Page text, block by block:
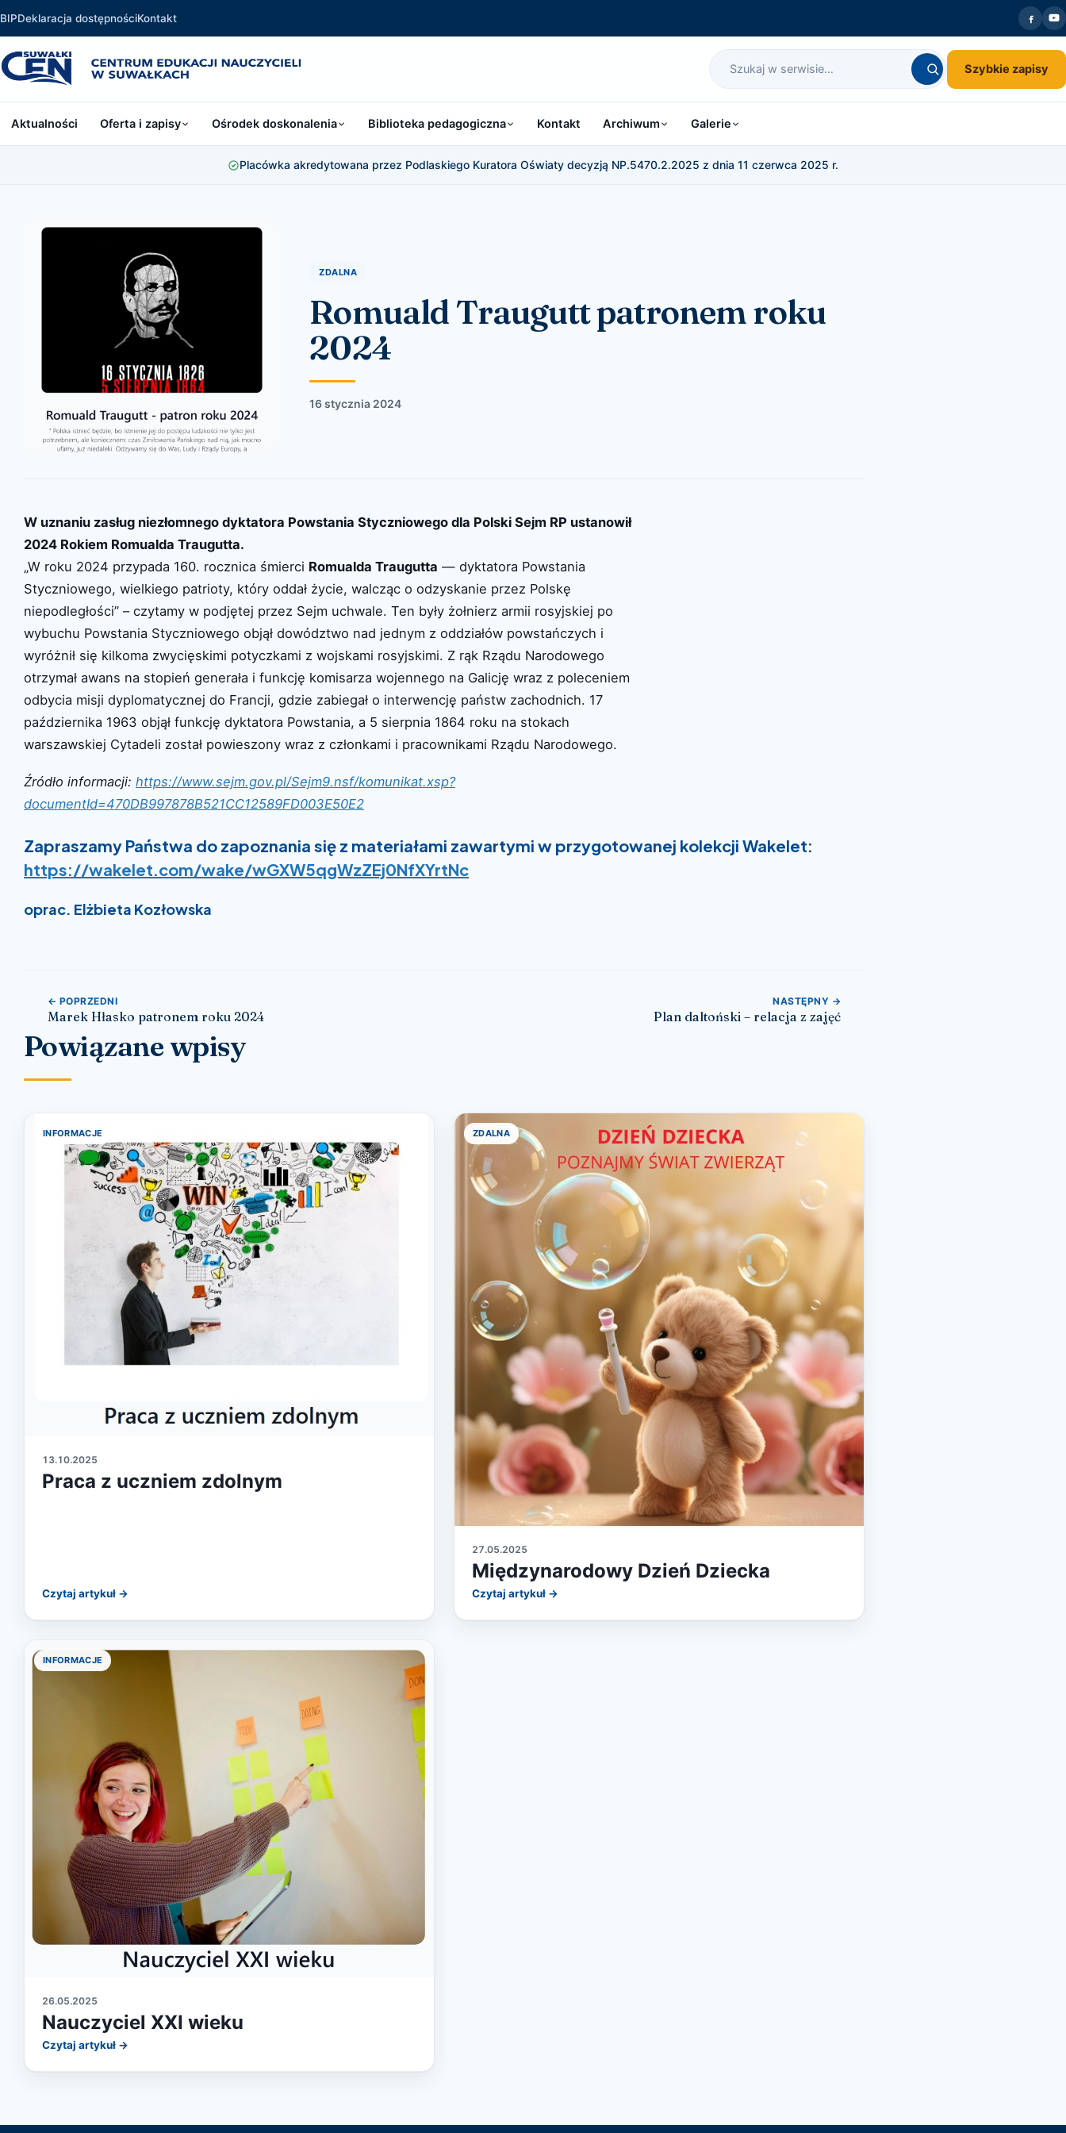
BIPDeklaracja dostępnościKontakt
Szybkie zapisy
Aktualności Oferta i zapisy Ośrodek doskonalenia Biblioteka pedagogiczna Kontakt Archiwum Galerie
Placówka akredytowana przez Podlaskiego Kuratora Oświaty decyzją NP.5470.2.2025 z dnia 11 czerwca 2025 r.
ZDALNA
Romuald Traugutt patronem roku
2024
16 stycznia 2024
W uznaniu zasług niezłomnego dyktatora Powstania Styczniowego dla Polski Sejm RP ustanowił
2024 Rokiem Romualda Traugutta.
„W roku 2024 przypada 160. rocznica śmierci Romualda Traugutta — dyktatora Powstania
Styczniowego, wielkiego patrioty, który oddał życie, walcząc o odzyskanie przez Polskę
niepodległości” – czytamy w podjętej przez Sejm uchwale. Ten były żołnierz armii rosyjskiej po
wybuchu Powstania Styczniowego objął dowództwo nad jednym z oddziałów powstańczych i
wyróżnił się kilkoma zwycięskimi potyczkami z wojskami rosyjskimi. Z rąk Rządu Narodowego
otrzymał awans na stopień generała i funkcję komisarza wojennego na Galicję wraz z poleceniem
odbycia misji dyplomatycznej do Francji, gdzie zabiegał o interwencję państw zachodnich. 17
października 1963 objął funkcję dyktatora Powstania, a 5 sierpnia 1864 roku na stokach
warszawskiej Cytadeli został powieszony wraz z członkami i pracownikami Rządu Narodowego.
Źródło informacji: https://www.sejm.gov.pl/Sejm9.nsf/komunikat.xsp?
documentId=470DB997878B521CC12589FD003E50E2
Zapraszamy Państwa do zapoznania się z materiałami zawartymi w przygotowanej kolekcji Wakelet:
https://wakelet.com/wake/wGXW5qgWzZEj0NfXYrtNc
oprac. Elżbieta Kozłowska
Nawigacja wpisu
← POPRZEDNI
Marek Hłasko patronem roku 2024
NASTĘPNY →
Plan daltoński – relacja z zajęć
Powiązane wpisy
INFORMACJE
13.10.2025
Praca z uczniem zdolnym
Czytaj artykuł →
ZDALNA
27.05.2025
Międzynarodowy Dzień Dziecka
Czytaj artykuł →
INFORMACJE
26.05.2025
Nauczyciel XXI wieku
Czytaj artykuł →